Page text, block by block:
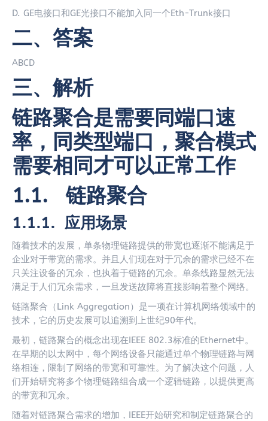
D. GE电接口和GE光接口不能加入同一个Eth-Trunk接口
二、答案
ABCD
三、解析
链路聚合是需要同端口速
率，同类型端口，聚合模式
需要相同才可以正常工作
1.1. 链路聚合
1.1.1. 应用场景
随着技术的发展，单条物理链路提供的带宽也逐渐不能满足于
企业对于带宽的需求。并且人们现在对于冗余的需求已经不在
只关注设备的冗余，也执着于链路的冗余。单条线路显然无法
满足于人们冗余需求，一旦发送故障将直接影响着整个网络。
链路聚合（Link Aggregation）是一项在计算机网络领域中的
技术，它的历史发展可以追溯到上世纪90年代。
最初，链路聚合的概念出现在IEEE 802.3标准的Ethernet中。
在早期的以太网中，每个网络设备只能通过单个物理链路与网
络相连，限制了网络的带宽和可靠性。为了解决这个问题，人
们开始研究将多个物理链路组合成一个逻辑链路，以提供更高
的带宽和冗余。
随着对链路聚合需求的增加，IEEE开始研究和制定链路聚合的